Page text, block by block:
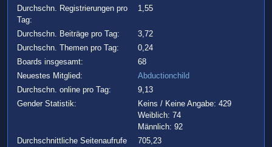
Durchschn. Registrierungen pro
Tag:
1,55
Durchschn. Beiträge pro Tag:
3,72
Durchschn. Themen pro Tag:
0,24
Boards insgesamt:
68
Neuestes Mitglied:
Abductionchild
Durchschn. online pro Tag:
9,13
Gender Statistik:
Keins / Keine Angabe: 429
Weiblich: 74
Männlich: 92
Durchschnittliche Seitenaufrufe
705,23